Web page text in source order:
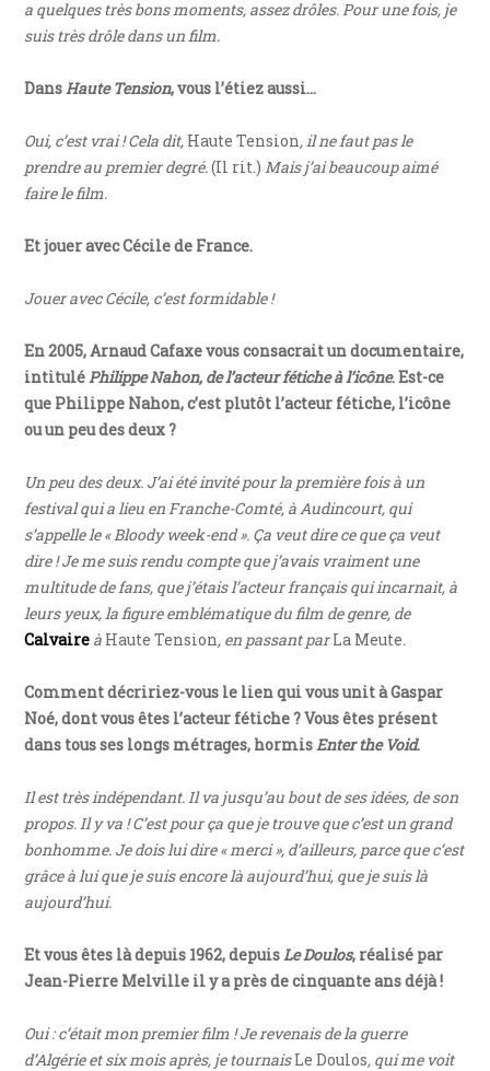
a quelques très bons moments, assez drôles. Pour une fois, je
suis très drôle dans un film.
Dans Haute Tension, vous l’étiez aussi…
Oui, c’est vrai ! Cela dit, Haute Tension, il ne faut pas le
prendre au premier degré.(Il rit.) Mais j’ai beaucoup aimé
faire le film.
Et jouer avec Cécile de France.
Jouer avec Cécile, c’est formidable !
En 2005, Arnaud Cafaxe vous consacrait un documentaire,
intitulé Philippe Nahon, de l’acteur fétiche à l’icône. Est-ce
que Philippe Nahon, c’est plutôt l’acteur fétiche, l’icône
ou un peu des deux ?
Un peu des deux. J’ai été invité pour la première fois à un
festival qui a lieu en Franche-Comté, à Audincourt, qui
s’appelle le « Bloody week-end ». Ça veut dire ce que ça veut
dire ! Je me suis rendu compte que j’avais vraiment une
multitude de fans, que j’étais l’acteur français qui incarnait, à
leurs yeux, la figure emblématique du film de genre, de
Calvaire à Haute Tension, en passant parLa Meute.
Comment décririez-vous le lien qui vous unit à Gaspar
Noé, dont vous êtes l’acteur fétiche ? Vous êtes présent
dans tous ses longs métrages, hormis Enter the Void.
Il est très indépendant. Il va jusqu’au bout de ses idées, de son
propos. Il y va ! C’est pour ça que je trouve que c’est un grand
bonhomme. Je dois lui dire « merci », d’ailleurs, parce que c’est
grâce à lui que je suis encore là aujourd’hui, que je suis là
aujourd’hui.
Et vous êtes là depuis 1962, depuis Le Doulos, réalisé par
Jean-Pierre Melville il y a près de cinquante ans déjà !
Oui : c’était mon premier film ! Je revenais de la guerre
d’Algérie et six mois après, je tournaisLe Doulos, qui me voit